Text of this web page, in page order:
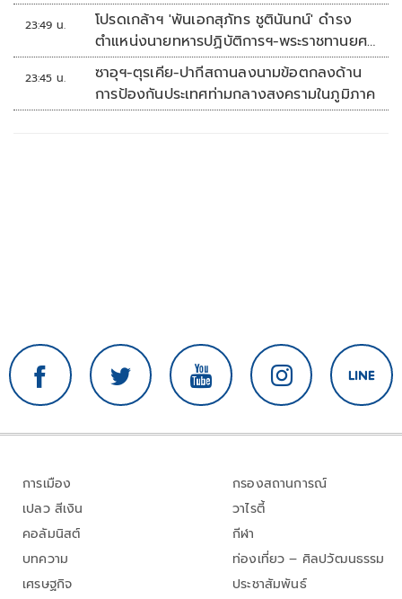
23:49 น.
โปรดเกล้าฯ 'พันเอกสุภัทร ชูตินันทน์' ดำรง
ตำแหน่งนายทหารปฏิบัติการฯ-พระราชทานยศ
'พลตรี'
23:45 น.
ซาอุฯ-ตุรเคีย-ปากีสถานลงนามข้อตกลงด้าน
การป้องกันประเทศท่ามกลางสงครามในภูมิภาค
การเมือง
เปลว สีเงิน
คอลัมนิสต์
บทความ
เศรษฐกิจ
กรองสถานการณ์
วาไรตี้
กีฬา
ท่องเที่ยว – ศิลปวัฒนธรรม
ประชาสัมพันธ์